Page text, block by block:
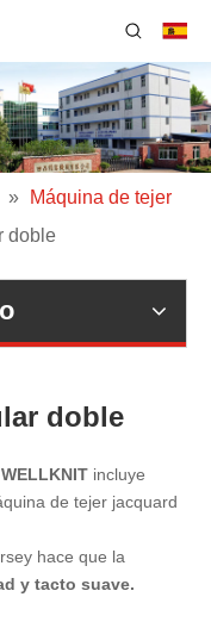
»
Máquina de tejer
doble
doble
incluye
de tejer jacquard
hace que la
y tacto suave.